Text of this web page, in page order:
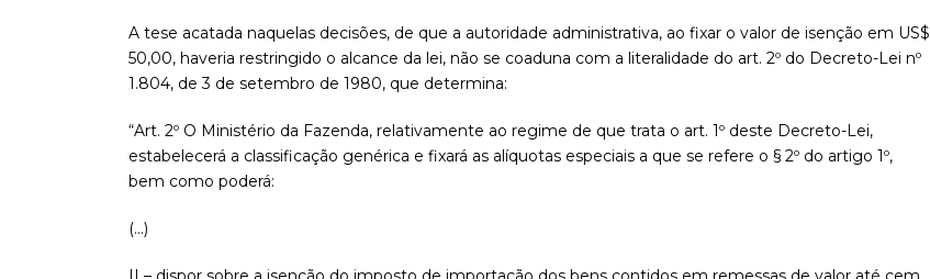
A tese acatada naquelas decisões, de que a autoridade administrativa, ao fixar o valor de isenção em US$
50,00, haveria restringido o alcance da lei, não se coaduna com a literalidade do art. 2º do Decreto-Lei nº
1.804, de 3 de setembro de 1980, que determina:
“Art. 2º O Ministério da Fazenda, relativamente ao regime de que trata o art. 1º deste Decreto-Lei,
estabelecerá a classificação genérica e fixará as alíquotas especiais a que se refere o § 2º do artigo 1º,
bem como poderá:
(…)